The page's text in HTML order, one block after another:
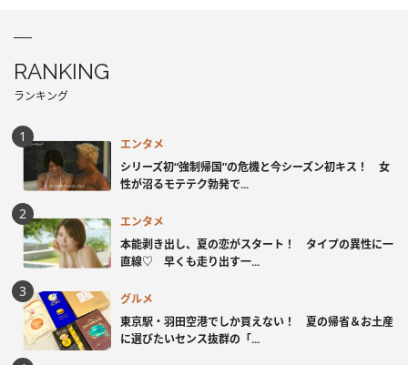
RANKING
ランキング
エンタメ
シリーズ初“強制帰国”の危機と今シーズン初キス！ 女
性が沼るモテテク勃発で...
エンタメ
本能剥き出し、夏の恋がスタート！ タイプの異性に一
直線♡ 早くも走り出す一...
グルメ
東京駅・羽田空港でしか買えない！ 夏の帰省＆お土産
に選びたいセンス抜群の「...